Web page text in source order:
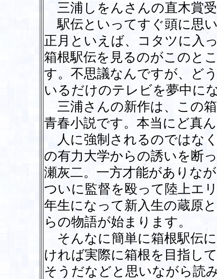
三浦しをんさんの直木賞
駅伝といってすぐ頭に思
正月といえば、コタツに入
箱根駅伝を見るのがこのと
す。不思議なんですが、ど
いるだけのテレビを夢中に
三浦さんの新作は、この
青春小説です。本当にど真
人に強制されるのではな
の有力大学からの誘いを断
瀬灰二。一方才能がありな
ついに監督を殴って陸上エ
年生になって新入生の蔵原
らの物語が始まります。
そんなに簡単に箱根駅伝
ければ実際に箱根を目指し
そうだなどと思いながら読